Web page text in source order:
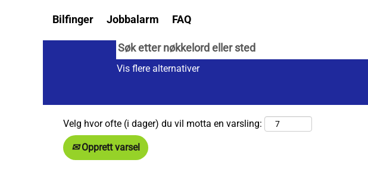
Bilfinger Jobbalarm FAQ
Vis flere alternativer
Velg hvor ofte (i dager) du vil motta en varsling:
Opprett varsel